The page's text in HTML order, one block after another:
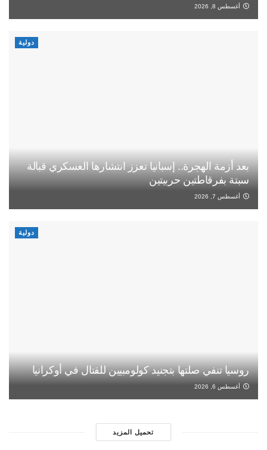
أغسطس 8, 2026
دولية
بعد أزمة الهجرة.. إسبانيا تعزز انتشارها العسكري قبالة
سبتة بفرقاطتين حربيتين
أغسطس 7, 2026
دولية
روسيا تنفي صلتها بتجنيد كولومبيين للقتال في أوكرانيا
أغسطس 6, 2026
تحميل المزيد